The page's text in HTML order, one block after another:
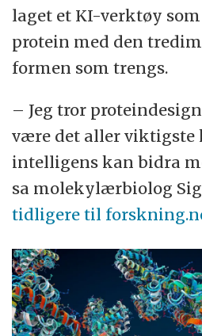
laget et KI-verktøy
protein med den
formen som trengs.
– Jeg tror
være det aller viktigste
intelligens kan bidra
sa molekylærbiolog
tidligere til